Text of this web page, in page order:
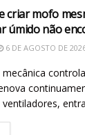
criar mofo
úmido não
6 DE AGOSTO DE